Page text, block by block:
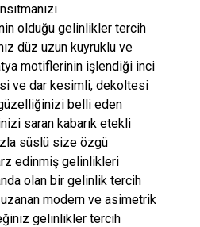
olduğu gelinlikler tercih
düz uzun kuyruklu ve
motiflerinin işlendiği inci
ve dar kesimli, dekoltesi
belli eden
saran kabarık etekli
süslü size özgü
edinmiş gelinlikleri
olan bir gelinlik tercih
modern ve asimetrik
gelinlikler tercih